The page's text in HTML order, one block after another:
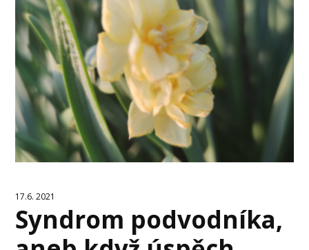
17.6. 2021
Syndrom podvodníka,